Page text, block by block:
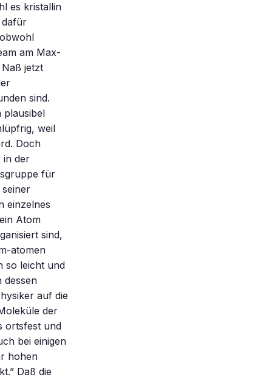
es kristallin
dafür
am Max-
jetzt
sind.
plausibel
weil
Doch
in der
für
einzelnes
Atom
sind,
atomen
so leicht und
dessen
auf die
der
ortsfest und
bei einigen
hohen
Daß die